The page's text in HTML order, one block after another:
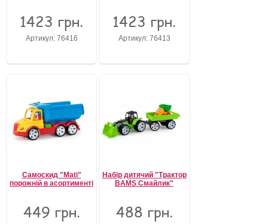
1423 грн.
Артикул: 76416
1423 грн.
Артикул: 76413
Самоскид "Mati"
порожній в асортименті
449 грн.
Набір дитячий "Трактор
BAMS Смайлик"
488 грн.